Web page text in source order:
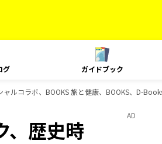
グ ガイドブック
ルコラボ、BOOKS 旅と健康、BOOKS、D-
、歴史時
AD